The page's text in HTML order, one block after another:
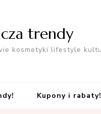
trendy
kosmetyki lifestyle
Kupony i rabaty!